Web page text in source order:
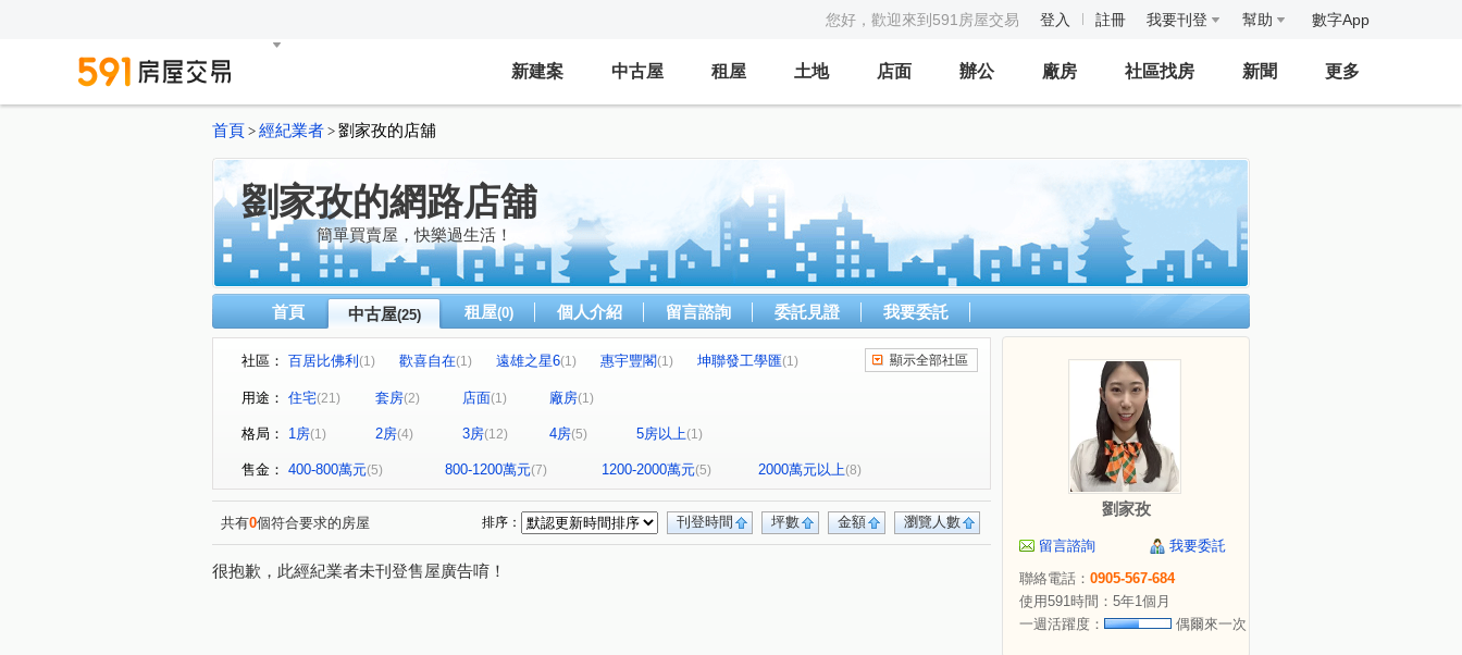
您好，歡迎來到591房屋交易 登入 註冊 我要刊登 幫助 數字App
新建案 中古屋 租屋 土地 店面 辦公 廠房 社區找房 新聞 更多
首頁 > 經紀業者 > 劉家孜的店舖
劉家孜的網路店舖
簡單買賣屋，快樂過生活！
首頁 中古屋(25) 租屋(0) 個人介紹 留言諮詢 委託見證 我要委託
社區： 百居比佛利 (1) 歡喜自在(1) 遠雄之星6(1) 惠宇豐閣(1) 坤聯發工學匯(1)
瑞聯天地F區 (1) (1) 六月微風 (1)
東山路一段 榮華街 港都路 華美西街二段(1) 豐富路
福瑞街(1) 寶山六街 軍福七路(1) 海明街 (1) 龍富十三街 惠弘街(1)
逢大路(1) 德化街(1) 福田南街(1) 精誠路(1) 五常街(1) 遊園路二段(1)
向上北路(1)
顯示全部社區
用途： 住宅(21) 套房(2) 店面(1) 廠房(1)
格局： 1房(1) 2房(4) 3房(12) 4房(5) 5房以上(1)
售金： 400-800萬元(5) 800-1200萬元(7) 1200-2000萬元(5) 2000萬元以上(8)
共有0個符合要求的房屋 瀏覽人數
金額
坪數
刊登時間
排序：
很抱歉，此經紀業者未刊登售屋廣告唷！
劉家孜
留言諮詢
我要委託
聯絡電話： 0905-567-684
使用591時間：5年1個月
一週活躍度：
偶爾來一次